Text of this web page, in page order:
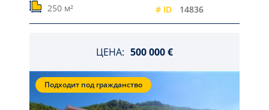
250 м²
# ID 14836
ЦЕНА: 500 000 €
Подходит под гражданство